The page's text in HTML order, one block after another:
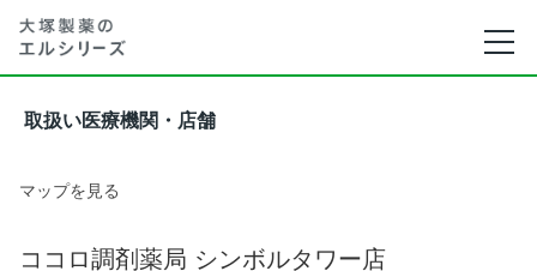
取扱い医療機関・店舗
マップを見る
ココロ調剤薬局 シンボルタワー店